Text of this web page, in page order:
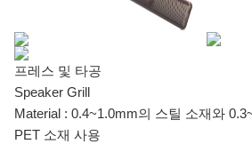
프레스 및 타공
Speaker Grill
Material : 0.4~1.0mm의 스틸 소재와
PET 소재 사용